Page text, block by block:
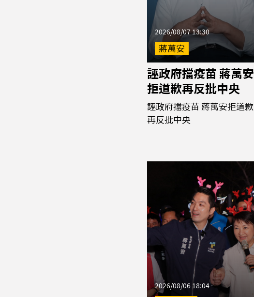
2026/08/07 13:30
蔣萬安
誣政府擋疫苗 蔣萬安
拒道歉再反批中央
誣政府擋疫苗 蔣萬安拒道歉
再反批中央
2026/08/06 18:04